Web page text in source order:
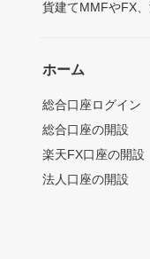
貨建てMMFやFX
ホーム
総合口座ログイン
総合口座の開設
楽天FX口座の開設
法人口座の開設